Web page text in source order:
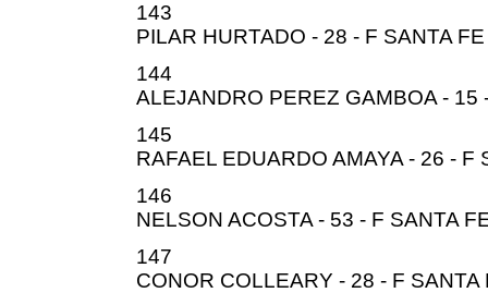
143
PILAR HURTADO - 28 - F SANTA FE
144
ALEJANDRO PEREZ GAMBOA - 15
145
RAFAEL EDUARDO AMAYA - 26 - F
146
NELSON ACOSTA - 53 - F SANTA
147
CONOR COLLEARY - 28 - F SANTA